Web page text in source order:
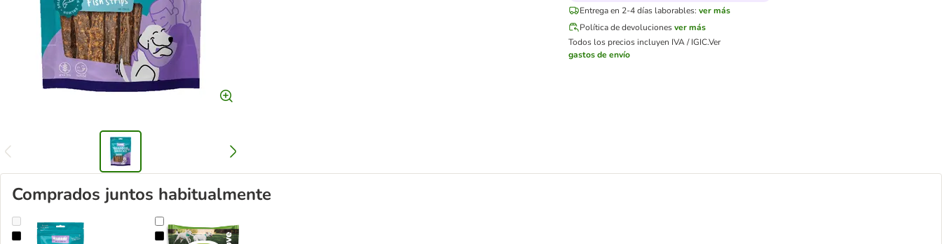
Entrega en 2-4 días laborables: ver más
Política de devolucionesver más
Todos los precios incluyen IVA / IGIC.Ver
gastos de envío
Comprados juntos habitualmente
Braaaf tiras de pescado para perrosToallitas higiénicas Sanilove para mascotas